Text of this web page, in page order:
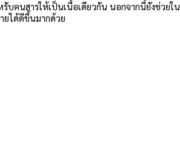
นสารให้เป็นเนื้อเดียวกัน นอกจากนี้ยังช่วยใ
ยได้ดีขึ้นมากด้วย